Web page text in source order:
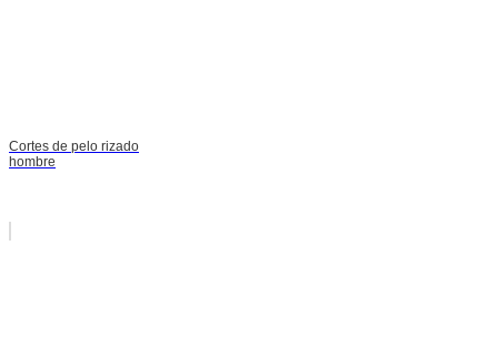
Cortes de pelo rizado
hombre